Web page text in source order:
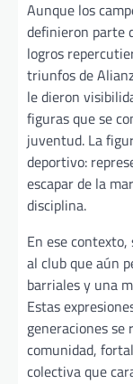
Aunque los
definieron parte
logros
triunfos de
le dieron
figuras que se
juventud. La
deportivo:
escapar de la
disciplina.
En ese
al club que aún
barriales y una
Estas
generaciones se
comunidad,
colectiva que